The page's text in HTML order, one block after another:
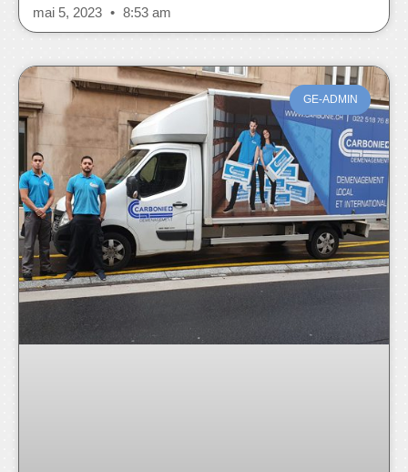
mai 5, 2023 8:53 am
GE-ADMIN